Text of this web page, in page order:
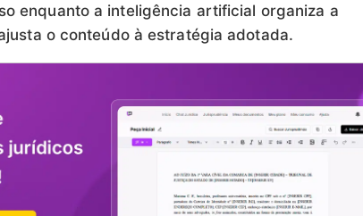
enquanto a inteligência artificial organiza a
o conteúdo à estratégia adotada.